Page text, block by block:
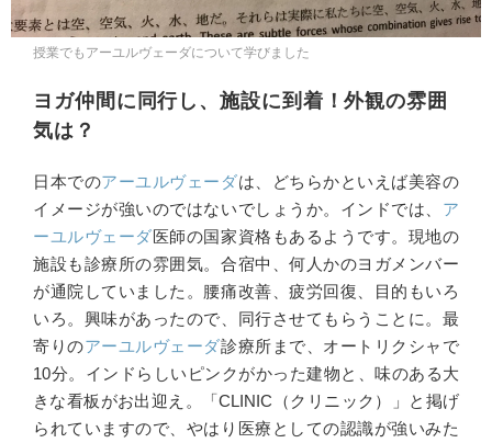
授業でもアーユルヴェーダについて学びました
ヨガ仲間に同行し、施設に到着！外観の雰囲
気は？
日本でのアーユルヴェーダは、どちらかといえば美容の
イメージが強いのではないでしょうか。インドでは、 ア
ーユルヴェーダ医師の国家資格もあるようです。現地の
施設も診療所の雰囲気。合宿中、何人かのヨガメンバー
が通院していました。腰痛改善、疲労回復、目的もいろ
いろ。興味があったので、同行させてもらうことに。最
寄りのアーユルヴェーダ診療所まで、オートリクシャで
10分。インドらしいピンクがかった建物と、味のある大
きな看板がお出迎え。「CLINIC（クリニック）」と掲げ
られていますので、やはり医療としての認識が強いみた